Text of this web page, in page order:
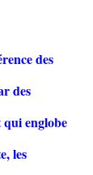
des
des
englobe
les